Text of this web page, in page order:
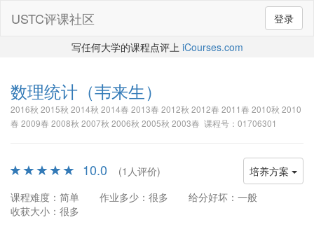
登录
USTC评课社区
写任何大学的课程点评上 iCourses.com
数理统计 （韦来生）
2016秋 2015秋 2014秋 2014春 2013春 2012秋 2012春 2011春 2010秋 2010
春 2009春 2008秋 2007秋 2006秋 2005秋 2003春 课程号：01706301
培养方案
10.0
(1人评价)
课程难度：简单
作业多少：很多
给分好坏：一般
收获大小：很多